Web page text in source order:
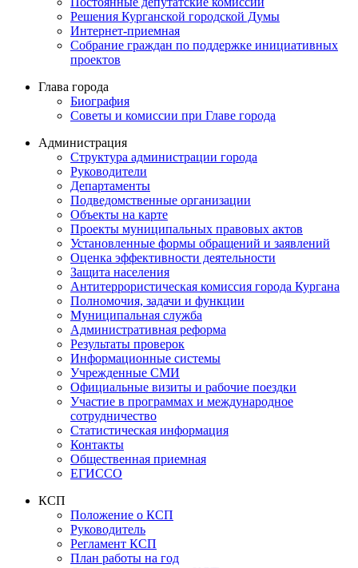
Решения Курганской городской Думы
Интернет-приемная
Собрание граждан по поддержке инициативных
проектов
Глава города
Биография
Советы и комиссии при Главе города
Администрация
Структура администрации города
Руководители
Департаменты
Подведомственные организации
Объекты на карте
Проекты муниципальных правовых актов
Установленные формы обращений и заявлений
Оценка эффективности деятельности
Защита населения
Антитеррористическая комиссия города Кургана
Полномочия, задачи и функции
Муниципальная служба
Административная реформа
Результаты проверок
Информационные системы
Учрежденные СМИ
Официальные визиты и рабочие поездки
Участие в программах и международное
сотрудничество
Статистическая информация
Контакты
Общественная приемная
ЕГИССО
КСП
Положение о КСП
Руководитель
Регламент КСП
План работы на год